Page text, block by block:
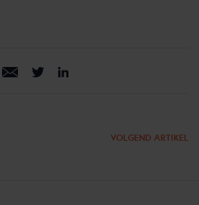
VOLGEND ARTIKEL